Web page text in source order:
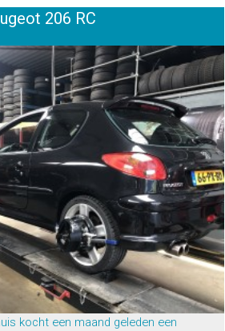
206 RC
kocht een maand geleden een